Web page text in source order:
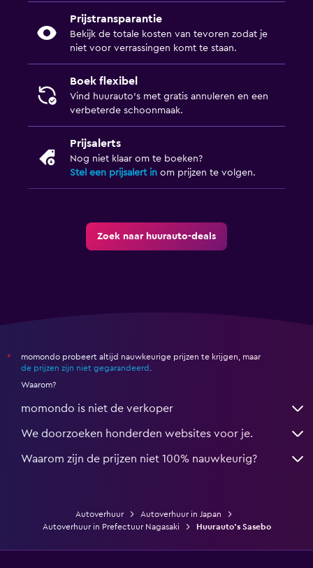
Prijstransparantie
Bekijk de totale kosten van tevoren zodat je
niet voor verrassingen komt te staan.
Boek flexibel
Vind huurauto's met gratis annuleren en een
verbeterde schoonmaak.
Prijsalerts
Nog niet klaar om te boeken?
Stel een prijsalert in om prijzen te volgen.
Zoek naar huurauto-deals
*
momondo probeert altijd nauwkeurige prijzen te krijgen, maar
de prijzen zijn niet gegarandeerd .
Waarom?
momondo is niet de verkoper
We doorzoeken honderden websites voor je.
Waarom zijn de prijzen niet 100% nauwkeurig?
Autoverhuur
Autoverhuur in Japan
Autoverhuur in Prefectuur Nagasaki
Huurauto's Sasebo